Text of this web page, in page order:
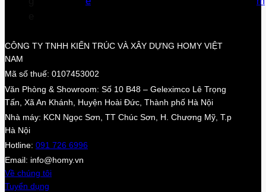
CÔNG TY TNHH KIẾN TRÚC VÀ XÂY DỰNG HOMY VIỆT
NAM
Mã số thuế: 0107453002
Văn Phòng & Showroom: Số 10 B48 – Geleximco Lê Trọng
Tấn, Xã An Khánh, Huyện Hoài Đức, Thành phố Hà Nội
Nhà máy: KCN Ngọc Sơn, TT Chúc Sơn, H. Chương Mỹ, T.p
Hà Nội
Hotline: 091 726 6996
Email: info@homy.vn
Về chúng tôi
Tuyển dụng